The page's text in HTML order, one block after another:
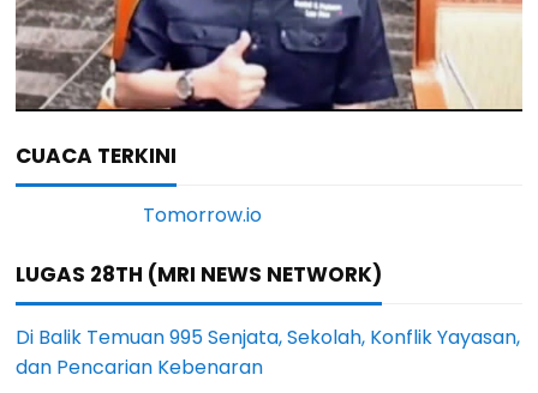
CUACA TERKINI
LUGAS 28TH (MRI NEWS NETWORK)
Di Balik Temuan 995 Senjata, Sekolah, Konflik Yayasan,
dan Pencarian Kebenaran